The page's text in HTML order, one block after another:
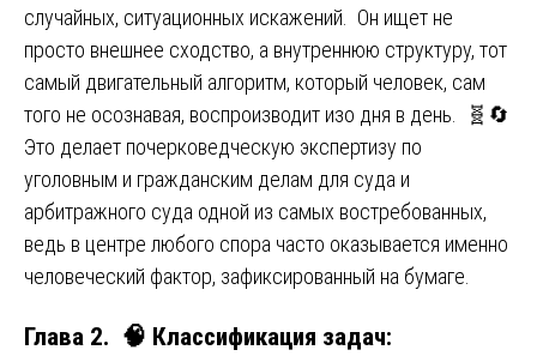
случайных, ситуационных искажений. Он ищет не
просто внешнее сходство, а внутреннюю структуру, тот
самый двигательный алгоритм, который человек, сам
того не осознавая, воспроизводит изо дня в день. 🧬🔄
Это делает почерковедческую экспертизу по
уголовным и гражданским делам для суда и
арбитражного суда одной из самых востребованных,
ведь в центре любого спора часто оказывается именно
человеческий фактор, зафиксированный на бумаге.
Глава 2. 🧠 Классификация задач: